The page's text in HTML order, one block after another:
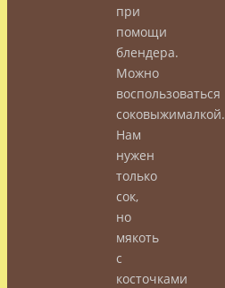
при
помощи
блендера.
Можно
воспользоваться
соковыжималкой.
Нам
нужен
только
сок,
но
мякоть
с
косточками